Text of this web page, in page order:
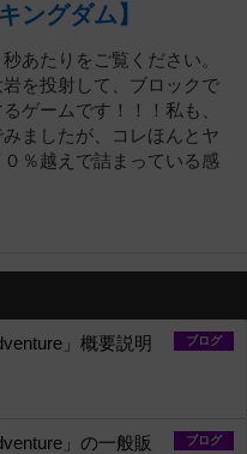
ングダム】
あたりをご覧ください。
を投射して、ブロックで
ゲームです！！！私も、
ましたが、コレほんとヤ
％越えで詰まっている感
ブログ
」概要説明
ブログ
」の一般販